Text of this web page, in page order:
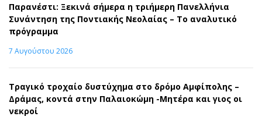
Παρανέστι: Ξεκινά σήμερα η τριήμερη Πανελλήνια
Συνάντηση της Ποντιακής Νεολαίας – Το αναλυτικό
πρόγραμμα
7 Αυγούστου 2026
Τραγικό τροχαίο δυστύχημα στο δρόμο Αμφίπολης –
Δράμας, κοντά στην Παλαιοκώμη -Μητέρα και γιος οι
νεκροί